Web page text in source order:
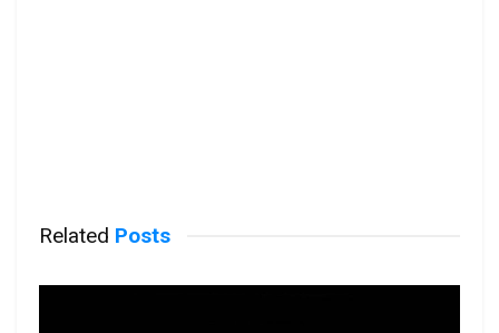
Related Posts